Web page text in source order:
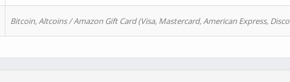
Bitcoin, Altcoins / Amazon Gift Card (Visa, Mastercard, American Express,